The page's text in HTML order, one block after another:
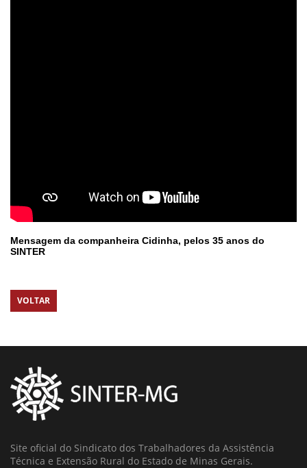
Mensagem da companheira Cidinha, pelos 35 anos do
SINTER
VOLTAR
Site oficial do Sindicato dos Trabalhadores da Assistência
Técnica e Extensão Rural do Estado de Minas Gerais.